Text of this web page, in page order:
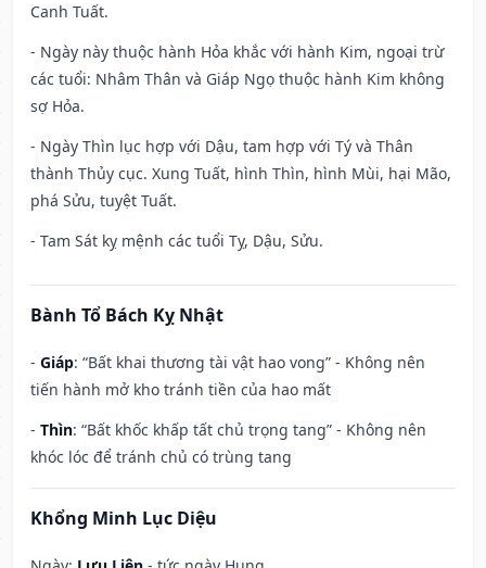
Canh Tuất.
- Ngày này thuộc hành Hỏa khắc với hành Kim, ngoại trừ
các tuổi: Nhâm Thân và Giáp Ngọ thuộc hành Kim không
sợ Hỏa.
- Ngày Thìn lục hợp với Dậu, tam hợp với Tý và Thân
thành Thủy cục. Xung Tuất, hình Thìn, hình Mùi, hại Mão,
phá Sửu, tuyệt Tuất.
- Tam Sát kỵ mệnh các tuổi Tỵ, Dậu, Sửu.
Bành Tổ Bách Kỵ Nhật
- Giáp: “Bất khai thương tài vật hao vong” - Không nên
tiến hành mở kho tránh tiền của hao mất
- Thìn: “Bất khốc khấp tất chủ trọng tang” - Không nên
khóc lóc để tránh chủ có trùng tang
Khổng Minh Lục Diệu